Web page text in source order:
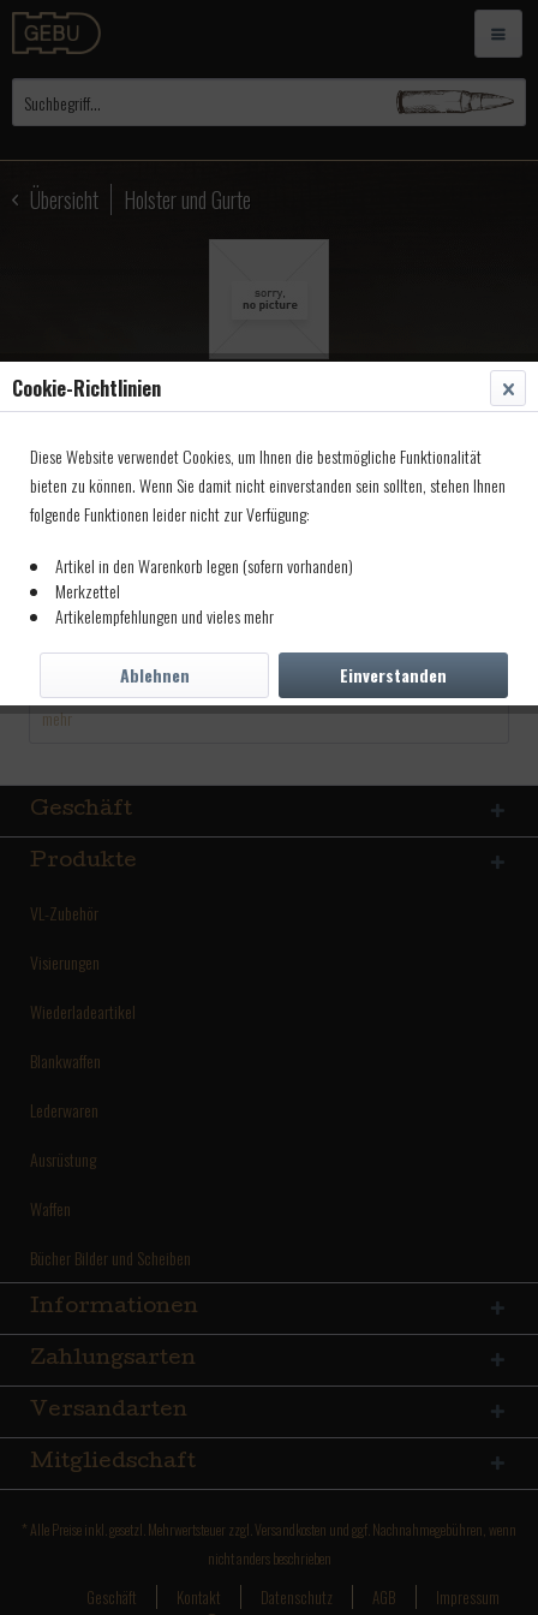
Übersicht Holster und Gurte
Derringer, Leder
65,00 € *
inkl. MwSt.zzgl. Versandkosten
Lieferzeit ca. 5 Tage
Beschreibung
mehr
Geschäft
Produkte
VL-Zubehör
Visierungen
Wiederladeartikel
Blankwaffen
Lederwaren
Ausrüstung
Waffen
Bücher Bilder und Scheiben
Informationen
Zahlungsarten
Versandarten
Mitgliedschaft
* Alle Preise inkl. gesetzl. Mehrwertsteuer zzgl. Versandkosten und ggf. Nachnahmegebühren, wenn
nicht anders beschrieben
Geschäft Kontakt Datenschutz AGB
Impressum
Cookie-Richtlinien
Diese Website verwendet Cookies, um Ihnen die bestmögliche Funktionalität
bieten zu können. Wenn Sie damit nicht einverstanden sein sollten, stehen Ihnen
folgende Funktionen leider nicht zur Verfügung:
Artikel in den Warenkorb legen (sofern vorhanden)
Merkzettel
Artikelempfehlungen und vieles mehr
Einverstanden
Ablehnen